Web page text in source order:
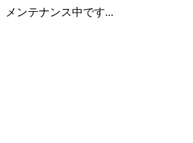
メンテナンス中です...